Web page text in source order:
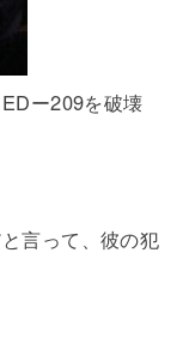
ー209を破壊
言って、彼の犯